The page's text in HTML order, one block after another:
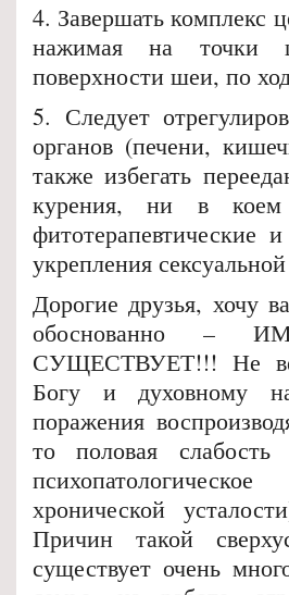
4. Завершать комплекс
нажимая на точки
поверхности шеи, по
5. Следует
органов (печени,
также избегать
курения, ни в коем
фитотерапевтические
укрепления
Дорогие друзья, хочу
обоснованно –
СУЩЕСТВУЕТ!!! Не
Богу и духовному
поражения
то половая
хронической
Причин такой
существует очень